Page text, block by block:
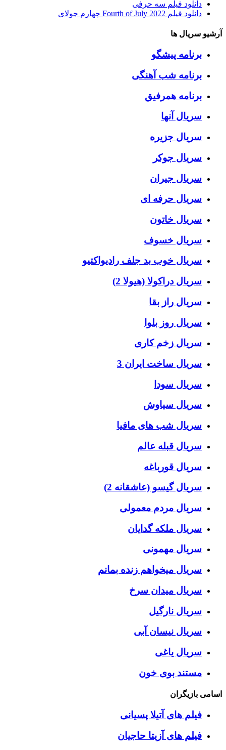
دانلود فیلم سه حرفی
دانلود فیلم Fourth of July 2022 چهارم جولای
آرشیو سریال ها
برنامه پیشگو
برنامه شب آهنگی
برنامه همرفیق
سریال آنها
سریال جزیره
سریال جوکر
سریال جیران
سریال حرفه ای
سریال خاتون
سریال خسوف
سریال خوب بد جلف رادیواکتیو
سریال دراکولا (هیولا 2)
سریال راز بقا
سریال روز بلوا
سریال زخم کاری
سریال ساخت ایران 3
سریال سودا
سریال سیاوش
سریال شب های مافیا
سریال قبله عالم
سریال قورباغه
سریال گیسو (عاشقانه 2)
سریال مردم معمولی
سریال ملکه گدایان
سریال مهمونی
سریال میخواهم زنده بمانم
سریال میدان سرخ
سریال نارگیل
سریال نیسان آبی
سریال یاغی
مستند بوی خون
اسامی بازیگران
فیلم های آتیلا پسیانی
فیلم های آزیتا حاجیان